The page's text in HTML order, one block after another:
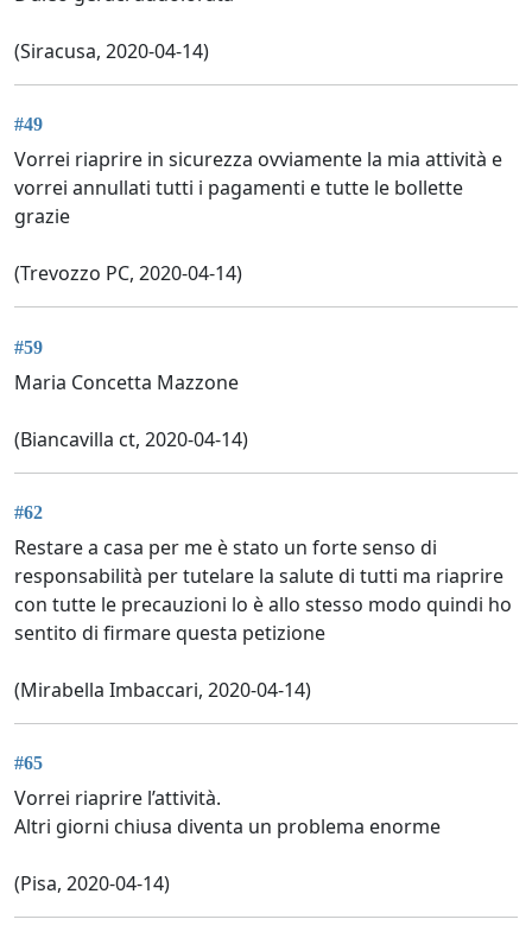
(Siracusa, 2020-04-14)
#49
Vorrei riaprire in sicurezza ovviamente la mia attività e
vorrei annullati tutti i pagamenti e tutte le bollette
grazie
(Trevozzo PC, 2020-04-14)
#59
Maria Concetta Mazzone
(Biancavilla ct, 2020-04-14)
#62
Restare a casa per me è stato un forte senso di
responsabilità per tutelare la salute di tutti ma riaprire
con tutte le precauzioni lo è allo stesso modo quindi ho
sentito di firmare questa petizione
(Mirabella Imbaccari, 2020-04-14)
#65
Vorrei riaprire l’attività.
Altri giorni chiusa diventa un problema enorme
(Pisa, 2020-04-14)